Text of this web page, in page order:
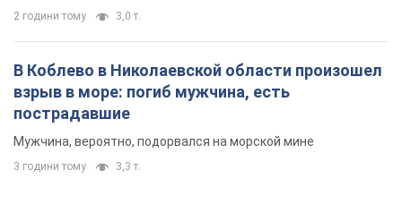
2 години тому 3,0 т.
В Коблево в Николаевской области произошел
взрыв в море: погиб мужчина, есть
пострадавшие
Мужчина, вероятно, подорвался на морской мине
3 години тому 3,3 т.